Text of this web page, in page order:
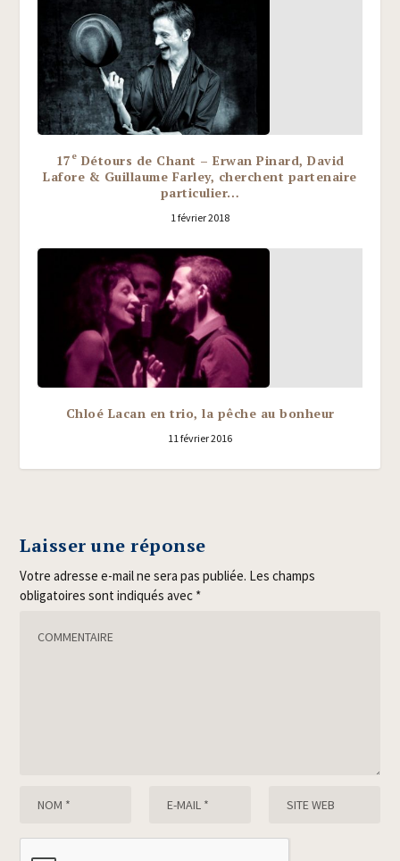
17 e Détours de Chant – Erwan Pinard, David
Lafore & Guillaume Farley, cherchent partenaire
particulier…
1 février 2018
Chloé Lacan en trio, la pêche au bonheur
11 février 2016
Laisser une réponse
Votre adresse e-mail ne sera pas publiée. Les champs
obligatoires sont indiqués avec *